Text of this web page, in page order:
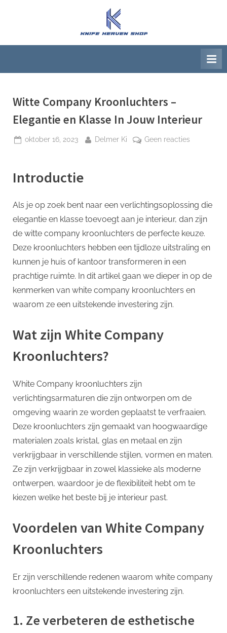
K
n
f
H
v
h
o
Witte Company Kroonluchters –
Elegantie en Klasse In Jouw Interieur
Geplaatst
oktober 16, 2023 Door
Delmer Ki Geen reactiesop
en
Klasse
In
Jouw
Introductie
Als je op zoek bent naar een verlichtingsoplossing die
elegantie en klasse toevoegt aan je interieur, dan zijn
de witte company kroonluchters de perfecte keuze.
Deze kroonluchters hebben een tijdloze uitstraling en
kunnen je huis of kantoor transformeren in een
prachtige ruimte. In dit artikel gaan we dieper in op de
kenmerken van white company kroonluchters en
waarom ze een uitstekende investering zijn.
Wat zijn White Company
Kroonluchters?
White Company kroonluchters zijn
verlichtingsarmaturen die zijn ontworpen om de
omgeving waarin ze worden geplaatst te verfraaien.
Deze kroonluchters zijn gemaakt van hoogwaardige
materialen zoals kristal, glas en metaal en zijn
verkrijgbaar in verschillende stijlen, vormen en maten.
Ze zijn verkrijgbaar in zowel klassieke als moderne
ontwerpen, waardoor je de flexibiliteit hebt om te
kiezen welke het beste bij je interieur past.
Voordelen van White Company
Kroonluchters
Er zijn verschillende redenen waarom white company
kroonluchters een uitstekende investering zijn.
1. Ze verbeteren de esthetische